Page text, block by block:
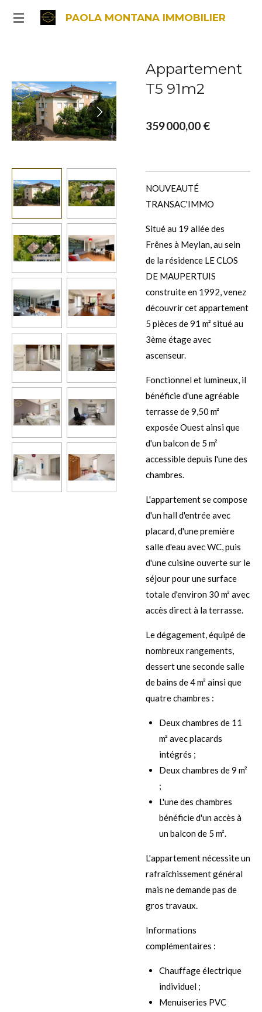
Passer
PAOLA MONTANA IMMOBILIER
Appartement
T5 91m2
359 000,00 €
NOUVEAUTÉ
TRANSAC'IMMO
Situé au 19 allée des
Frênes à Meylan, au sein
de la résidence LE CLOS
DE MAUPERTUIS
construite en 1992, venez
découvrir cet appartement
5 pièces de 91 m² situé au
3ème étage avec
ascenseur.
Fonctionnel et lumineux, il
bénéficie d'une agréable
terrasse de 9,50 m²
exposée Ouest ainsi que
d'un balcon de 5 m²
accessible depuis l'une des
chambres.
L'appartement se compose
d'un hall d'entrée avec
placard, d'une première
salle d'eau avec WC, puis
d'une cuisine ouverte sur le
séjour pour une surface
totale d'environ 30 m² avec
accès direct à la terrasse.
Le dégagement, équipé de
nombreux rangements,
dessert une seconde salle
de bains de 4 m² ainsi que
quatre chambres :
Deux chambres de 11
m² avec placards
intégrés ;
Deux chambres de 9 m²
;
L'une des chambres
bénéficie d'un accès à
un balcon de 5 m².
L'appartement nécessite un
rafraîchissement général
mais ne demande pas de
gros travaux.
Informations
complémentaires :
Chauffage électrique
individuel ;
Menuiseries PVC